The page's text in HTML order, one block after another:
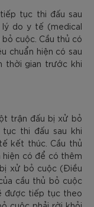
tục thi đấu sau
do y tế (medical
cuộc. Cầu thủ có
chuẩn hiện có sau
thời gian trước khi
trận đấu bị xử bỏ
thi đấu sau khi
kết thúc. Cầu thủ
hiện có để có thêm
xử bỏ cuộc (Điều
cầu thủ bỏ cuộc
được tiếp tục theo